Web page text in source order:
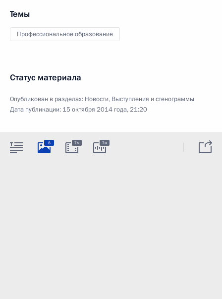
Темы
Профессиональное образование
Статус материала
Опубликован в разделах: Новости, Выступления и стенограммы
Дата публикации: 15 октября 2014 года, 21:20
8 7м 7м